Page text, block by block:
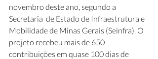
novembro deste ano, segundo a
Secretaria  de Estado de Infraestrutura e
Mobilidade de Minas Gerais (Seinfra). O
projeto recebeu mais de 650
contribuições em quase 100 dias de